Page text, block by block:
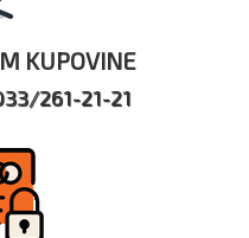
KUPOVINE
261-21-21